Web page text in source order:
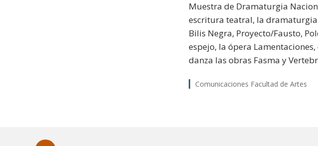
Muestra de Dramaturgia
escritura teatral, la dramaturgia
Bilis Negra, Proyecto/Fausto,
espejo, la ópera
danza las obras Fasma y
Comunicaciones Facultad de Artes